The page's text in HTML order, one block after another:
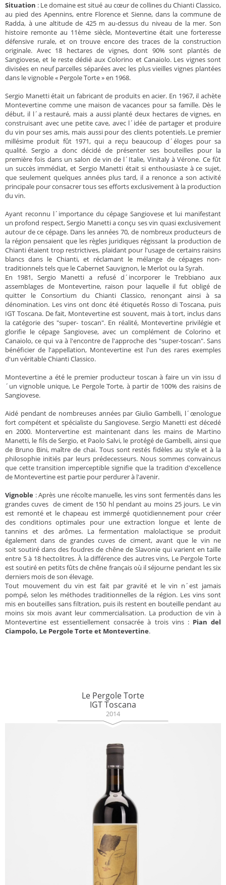
Situation : Le domaine est situé au cœur de collines du Chianti Classico,
au pied des Apennins, entre Florence et Sienne, dans la commune de
Radda, à une altitude de 425 m au-dessus du niveau de la mer. Son
histoire remonte au 11ème siècle, Montevertine était une forteresse
défensive rurale, et on trouve encore des traces de la construction
originale. Avec 18 hectares de vignes, dont 90% sont plantés de
Sangiovese, et le reste dédié aux Colorino et Canaiolo. Les vignes sont
divisées en neuf parcelles séparées avec les plus vieilles vignes plantées
dans le vignoble « Pergole Torte » en 1968.
Sergio Manetti était un fabricant de produits en acier. En 1967, il achète
Montevertine comme une maison de vacances pour sa famille. Dès le
début, il l´a restauré, mais a aussi planté deux hectares de vignes, en
construisant avec une petite cave, avec l´idée de partager et produire
du vin pour ses amis, mais aussi pour des clients potentiels. Le premier
millésime produit fût 1971, qui a reçu beaucoup d´éloges pour sa
qualité. Sergio a donc décidé de présenter ses bouteilles pour la
première fois dans un salon de vin de l´Italie, Vinitaly à Vérone. Ce fût
un succès immédiat, et Sergio Manetti était si enthousiaste à ce sujet,
que seulement quelques années plus tard, il a renonce a son activité
principale pour consacrer tous ses efforts exclusivement à la production
du vin.
Ayant reconnu l´importance du cépage Sangiovese et lui manifestant
un profond respect, Sergio Manetti a conçu ses vin quasi exclusivement
autour de ce cépage. Dans les années 70, de nombreux producteurs de
la région pensaient que les règles juridiques régissant la production de
Chianti étaient trop restrictives, plaidant pour l'usage de certains raisins
blancs dans le Chianti, et réclamant le mélange de cépages non-
traditionnels tels que le Cabernet Sauvignon, le Merlot ou la Syrah.
En 1981, Sergio Manetti a refusé d´incorporer le Trebbiano aux
assemblages de Montevertine, raison pour laquelle il fut obligé de
quitter le Consortium du Chianti Classico, renonçant ainsi à sa
dénomination. Les vins ont donc été étiquetés Rosso di Toscana, puis
IGT Toscana. De fait, Montevertine est souvent, mais à tort, inclus dans
la catégorie des "super- toscan". En réalité, Montevertine privilégie et
glorifie le cépage Sangiovese, avec un complément de Colorino et
Canaiolo, ce qui va à l'encontre de l'approche des "super-toscan". Sans
bénéficier de l'appellation, Montevertine est l'un des rares exemples
d'un véritable Chianti Classico.
Montevertine a été le premier producteur toscan à faire un vin issu d
´un vignoble unique, Le Pergole Torte, à partir de 100% des raisins de
Sangiovese.
Aidé pendant de nombreuses années par Giulio Gambelli, l´œnologue
fort compétent et spécialiste du Sangiovese. Sergio Manetti est décedé
en 2000. Montervertine est maintenant dans les mains de Martino
Manetti, le fils de Sergio, et Paolo Salvi, le protégé de Gambelli, ainsi que
de Bruno Bini, maître de chai. Tous sont restés fidèles au style et à la
philosophie initiés par leurs prédecesseurs. Nous sommes convaincus
que cette transition imperceptible signifie que la tradition d'excellence
de Montevertine est partie pour perdurer à l'avenir.
Vignoble : Après une récolte manuelle, les vins sont fermentés dans les
grandes cuves de ciment de 150 hl pendant au moins 25 jours. Le vin
est remonté et le chapeau est immergé quotidiennement pour créer
des conditions optimales pour une extraction longue et lente de
tannins et des arômes. La fermentation malolactique se produit
également dans de grandes cuves de ciment, avant que le vin ne
soit soutiré dans des foudres de chêne de Slavonie qui varient en taille
entre 5 à 18 hectolitres. À la différence des autres vins, Le Pergole Torte
est soutiré en petits fûts de chêne français où il séjourne pendant les six
derniers mois de son élevage.
Tout mouvement du vin est fait par gravité et le vin n´est jamais
pompé, selon les méthodes traditionnelles de la région. Les vins sont
mis en bouteilles sans filtration, puis ils restent en bouteille pendant au
moins six mois avant leur commercialisation. La production de vin à
Montevertine est essentiellement consacrée à trois vins : Pian del
Ciampolo, Le Pergole Torte et Montevertine.
Le Pergole Torte
IGT Toscana
2014